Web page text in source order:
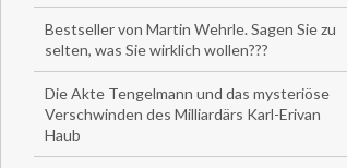
Bestseller von Martin Wehrle. Sagen Sie zu
selten, was Sie wirklich wollen???
Die Akte Tengelmann und das mysteriöse
Verschwinden des Milliardärs Karl-Erivan
Haub